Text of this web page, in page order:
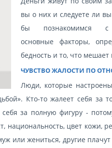
вы о них и следуете ли
бы познакомимся с
основные факторы,
бедность и то, что мешает
ЧУВСТВО ЖАЛОСТИ ПО
Люди, которые
Кто-то жалеет себя за
за полную фигуру -
национальность, цвет кожи,
или жениться, другие